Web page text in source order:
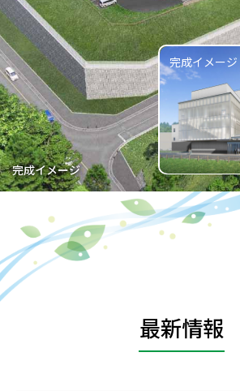
完成イメージ
完成イメージ
最新情報